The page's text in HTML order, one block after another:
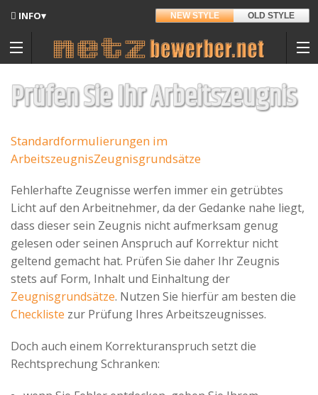
NEW STYLE OLD STYLE
INFO▾
Updates
Entwickler
Hintergrund
Kontakt
Datenschutz
Nutzungsbedingungen
Spenden
Materialpool für Bewerber
Prüfen Sie Ihr Arbeitszeugnis
Standardformulierungen im
ArbeitszeugnisZeugnisgrundsätze
Fehlerhafte Zeugnisse werfen immer ein getrübtes
Licht auf den Arbeitnehmer, da der Gedanke nahe liegt,
dass dieser sein Zeugnis nicht aufmerksam genug
gelesen oder seinen Anspruch auf Korrektur nicht
geltend gemacht hat. Prüfen Sie daher Ihr Zeugnis
stets auf Form, Inhalt und Einhaltung der
Zeugnisgrundsätze. Nutzen Sie hierfür am besten die
Checkliste zur Prüfung Ihres Arbeitszeugnisses.
Doch auch einem Korrekturanspruch setzt die
Rechtsprechung Schranken: